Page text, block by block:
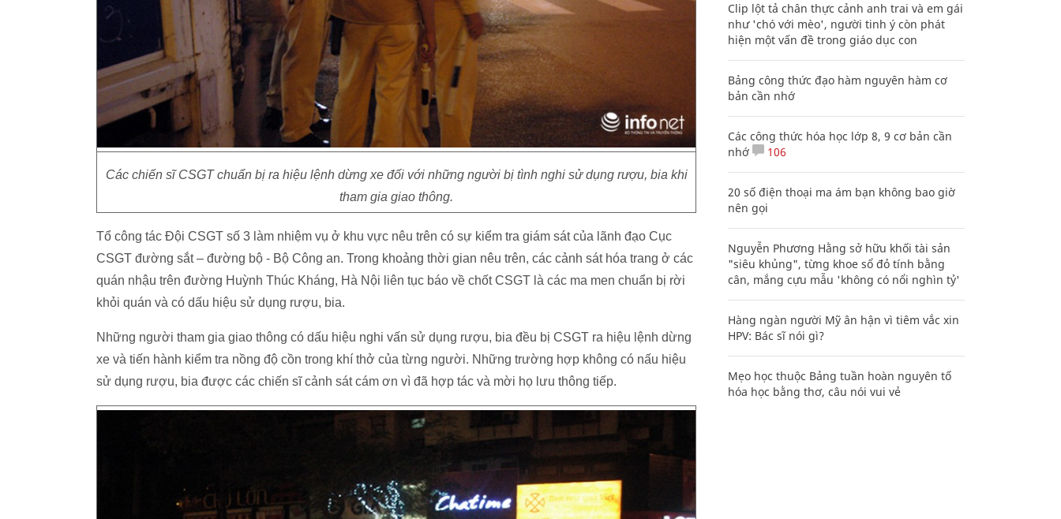
Các chiến sĩ CSGT chuẩn bị ra hiệu lệnh dừng xe đối với những người bị tình nghi sử dụng rượu, bia khi
tham gia giao thông.
Tổ công tác Đội CSGT số 3 làm nhiệm vụ ở khu vực nêu trên có sự kiểm tra giám sát của lãnh đạo Cục
CSGT đường sắt – đường bộ - Bộ Công an. Trong khoảng thời gian nêu trên, các cảnh sát hóa trang ở các
quán nhậu trên đường Huỳnh Thúc Kháng, Hà Nội liên tục báo về chốt CSGT là các ma men chuẩn bị rời
khỏi quán và có dấu hiệu sử dụng rượu, bia.
Những người tham gia giao thông có dấu hiệu nghi vấn sử dụng rượu, bia đều bị CSGT ra hiệu lệnh dừng
xe và tiến hành kiểm tra nồng độ cồn trong khí thở của từng người. Những trường hợp không có nấu hiệu
sử dụng rượu, bia được các chiến sĩ cảnh sát cám ơn vì đã hợp tác và mời họ lưu thông tiếp.
Clip lột tả chân thực cảnh anh trai và em gái
như 'chó với mèo', người tinh ý còn phát
hiện một vấn đề trong giáo dục con
Bảng công thức đạo hàm nguyên hàm cơ
bản cần nhớ
Các công thức hóa học lớp 8, 9 cơ bản cần
nhớ
106
20 số điện thoại ma ám bạn không bao giờ
nên gọi
Nguyễn Phương Hằng sở hữu khối tài sản
"siêu khủng", từng khoe sổ đỏ tính bằng
cân, mắng cựu mẫu 'không có nổi nghìn tỷ'
Hàng ngàn người Mỹ ân hận vì tiêm vắc xin
HPV: Bác sĩ nói gì?
Mẹo học thuộc Bảng tuần hoàn nguyên tố
hóa học bằng thơ, câu nói vui vẻ